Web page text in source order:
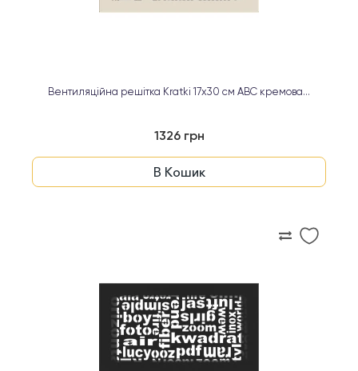
Вентиляційна решітка Kratki 17х30 см ABC кремова...
1326 грн
В Кошик